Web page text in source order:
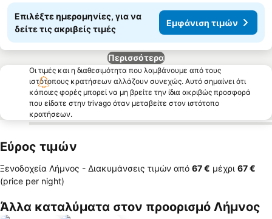
Επιλέξτε ημερομηνίες, για να
δείτε τις ακριβείς τιμές
Εμφάνιση τιμών
Περισσότερα
Οι τιμές και η διαθεσιμότητα που λαμβάνουμε από τους
ιστότοπους κρατήσεων αλλάζουν συνεχώς. Αυτό σημαίνει ότι
κάποιες φορές μπορεί να μη βρείτε την ίδια ακριβώς προσφορά
που είδατε στην trivago όταν μεταβείτε στον ιστότοπο
κρατήσεων.
Εύρος τιμών
Ξενοδοχεία Λήμνος - Διακυμάνσεις τιμών από ‎67 € μέχρι ‎67 €
(price per night)
Άλλα καταλύματα στον προορισμό Λήμνος